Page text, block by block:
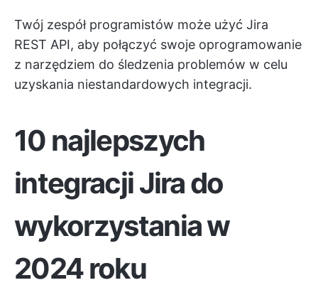
Twój zespół programistów może użyć Jira
REST API, aby połączyć swoje oprogramowanie
z narzędziem do śledzenia problemów w celu
uzyskania niestandardowych integracji.
10 najlepszych
integracji Jira do
wykorzystania w
2024 roku